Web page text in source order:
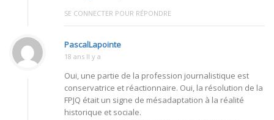
SE CONNECTER POUR RÉPONDRE
PascalLapointe
18 ans Il y a
Oui, une partie de la profession journalistique est
conservatrice et réactionnaire. Oui, la résolution de la
FPJQ était un signe de mésadaptation à la réalité
historique et sociale.